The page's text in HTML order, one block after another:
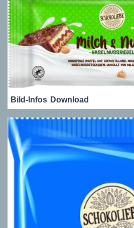
Bild-Infos Download